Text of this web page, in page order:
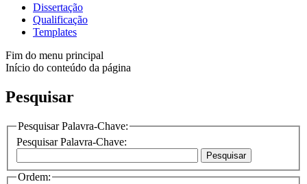
Dissertação
Qualificação
Templates
Fim do menu principal
Início do conteúdo da página
Pesquisar
Pesquisar Palavra-Chave:
Pesquisar Palavra-Chave:
Pesquisar
Ordem: